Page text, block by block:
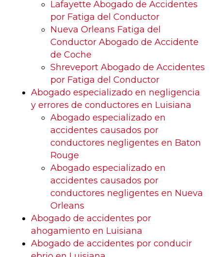
Lafayette Abogado de Accidentes
por Fatiga del Conductor
Nueva Orleans Fatiga del
Conductor Abogado de Accidente
de Coche
Shreveport Abogado de Accidentes
por Fatiga del Conductor
Abogado especializado en negligencia
y errores de conductores en Luisiana
Abogado especializado en
accidentes causados por
conductores negligentes en Baton
Rouge
Abogado especializado en
accidentes causados por
conductores negligentes en Nueva
Orleans
Abogado de accidentes por
ahogamiento en Luisiana
Abogado de accidentes por conducir